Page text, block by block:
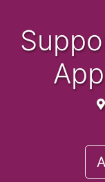
Support medewerker